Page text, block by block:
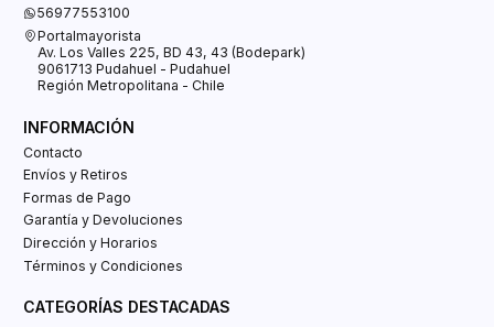
56977553100
Portalmayorista
Av. Los Valles 225, BD 43, 43 (Bodepark)
9061713 Pudahuel - Pudahuel
Región Metropolitana - Chile
INFORMACIÓN
Contacto
Envíos y Retiros
Formas de Pago
Garantía y Devoluciones
Dirección y Horarios
Términos y Condiciones
CATEGORÍAS DESTACADAS